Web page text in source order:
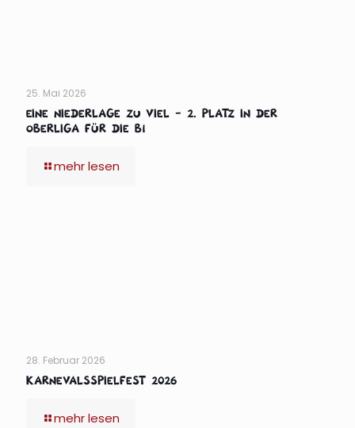
25. Mai 2026
Eine Niederlage zu viel – 2. Platz in der
Oberliga für die B1
mehr lesen
28. Februar 2026
Karnevalsspielfest 2026
mehr lesen